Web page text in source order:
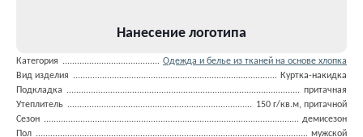
Нанесение логотипа
Категория
Одежда и белье из тканей на основе хлопка
Вид изделия
Куртка-накидка
Подкладка
притачная
Утеплитель
150 г/кв.м, притачной
Сезон
демисезон
Пол
мужской